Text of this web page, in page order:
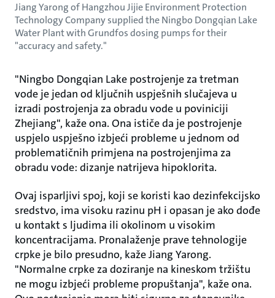
Jiang Yarong of Hangzhou Jijie Environment Protection
Technology Company supplied the Ningbo Dongqian Lake
Water Plant with Grundfos dosing pumps for their
"accuracy and safety."
"Ningbo Dongqian Lake postrojenje za tretman
vode je jedan od ključnih uspješnih slučajeva u
izradi postrojenja za obradu vode u poviniciji
Zhejiang", kaže ona. Ona ističe da je postrojenje
uspjelo uspješno izbjeći probleme u jednom od
problematičnih primjena na postrojenjima za
obradu vode: dizanje natrijeva hipoklorita.
Ovaj isparljivi spoj, koji se koristi kao dezinfekcijsko
sredstvo, ima visoku razinu pH i opasan je ako dođe
u kontakt s ljudima ili okolinom u visokim
koncentracijama. Pronalaženje prave tehnologije
crpke je bilo presudno, kaže Jiang Yarong.
"Normalne crpke za doziranje na kineskom tržištu
ne mogu izbjeći probleme propuštanja", kaže ona.